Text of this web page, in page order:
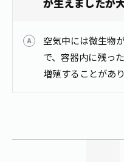
空気中には微生物
で、容器内に残っ
増殖することがあ
容器は、速やかに